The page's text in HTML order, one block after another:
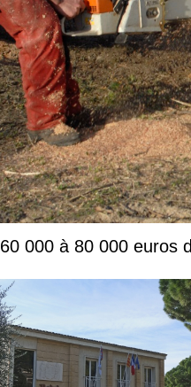
000 à 80 000 euros